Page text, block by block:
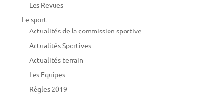
Les Revues
Le sport
Actualités de la commission sportive
Actualités Sportives
Actualités terrain
Les Equipes
Règles 2019